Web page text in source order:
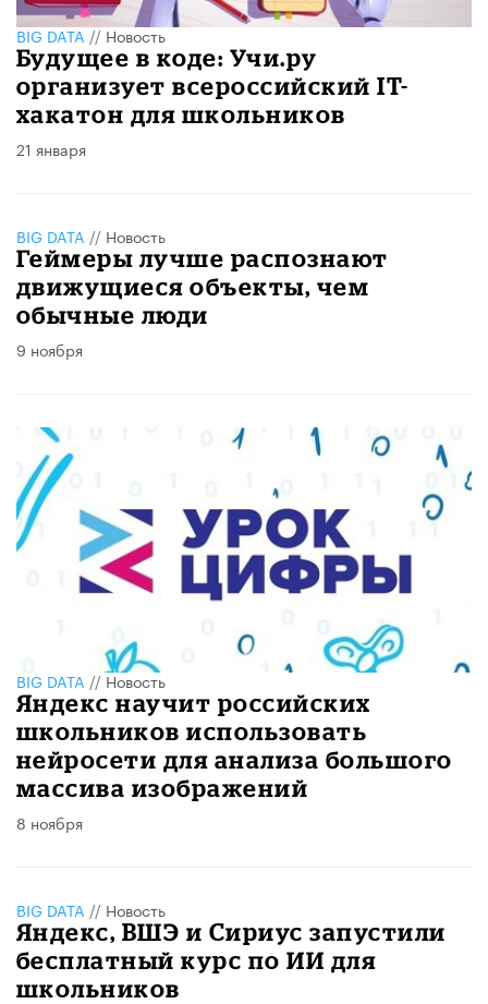
BIG DATA//Новость
Будущее в коде: Учи.ру
организует всероссийский IT-
хакатон для школьников
21 января
BIG DATA // Новость
Геймеры лучше распознают
движущиеся объекты, чем
обычные люди
9 ноября
BIG DATA //Новость
Яндекс научит российских
школьников использовать
нейросети для анализа большого
массива изображений
8 ноября
BIG DATA // Новость
Яндекс, ВШЭ и Сириус запустили
бесплатный курс по ИИ для
школьников